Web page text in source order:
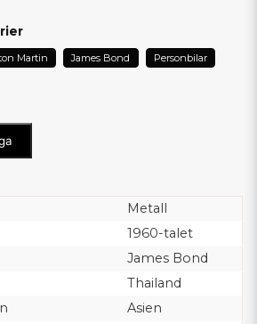
Martin James Bond Personbilar
Metall
1960-talet
James Bond
Thailand
Asien